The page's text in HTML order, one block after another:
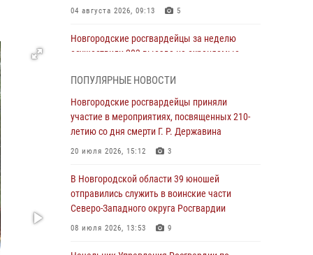
04 августа 2026, 09:13 5
Новгородские росгвардейцы за неделю
осуществили 203 выезда на охраняемые
Радиоэфир программы "Новости дня" на
радио "Радио53" от 30 июля 2026 года.
Новгородские призывники приняли присягу в
Росгвардии.
30 июля 2026, 16:00 1
В Великом Новгороде сотрудники центра
Росгвардии провели телефонную «горячую
ПОПУЛЯРНЫЕ НОВОСТИ
Новгородские росгвардейцы приняли
участие в мероприятиях, посвященных 210-
летию со дня смерти Г. Р. Державина
20 июля 2026, 15:12 3
В Новгородской области 39 юношей
отправились служить в воинские части
Северо-Западного округа Росгвардии
08 июля 2026, 13:53 9